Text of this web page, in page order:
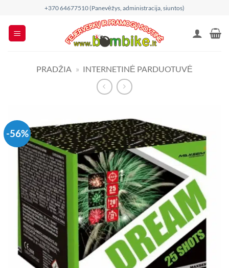
content
+370 64677510 (Panevėžys, administracija, siuntos)
PRADŽIA » INTERNETINĖ PARDUOTUVĖ
-56%